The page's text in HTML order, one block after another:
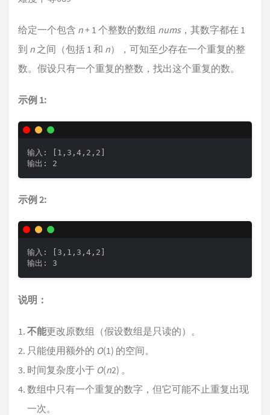
给定一个包含 n+ 1 个整数的数组 nums，其数字都在 1
到 n 之间（包括 1 和 n），可知至少存在一个重复的整
数。假设只有一个重复的整数，找出这个重复的数。
示例 1:
输入: [1,3,4,2,2]
输出: 2
示例 2:
输入: [3,1,3,4,2]
输出: 3
说明：
不能更改原数组（假设数组是只读的）。
只能使用额外的 O(1) 的空间。
时间复杂度小于 O(n2) 。
数组中只有一个重复的数字，但它可能不止重复出现
一次。